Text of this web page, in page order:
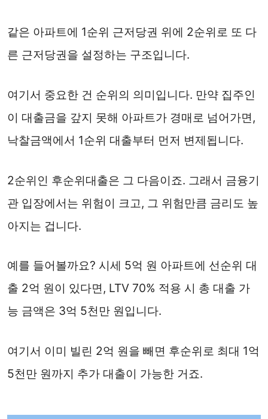
같은 아파트에 1순위 근저당권 위에 2순위로 또 다
른 근저당권을 설정하는 구조입니다.
여기서 중요한 건 순위의 의미입니다. 만약 집주인
이 대출금을 갚지 못해 아파트가 경매로 넘어가면,
낙찰금액에서 1순위 대출부터 먼저 변제됩니다.
2순위인 후순위대출은 그 다음이죠. 그래서 금융기
관 입장에서는 위험이 크고, 그 위험만큼 금리도 높
아지는 겁니다.
예를 들어볼까요? 시세 5억 원 아파트에 선순위 대
출 2억 원이 있다면, LTV 70% 적용 시 총 대출 가
능 금액은 3억 5천만 원입니다.
여기서 이미 빌린 2억 원을 빼면 후순위로 최대 1억
5천만 원까지 추가 대출이 가능한 거죠.